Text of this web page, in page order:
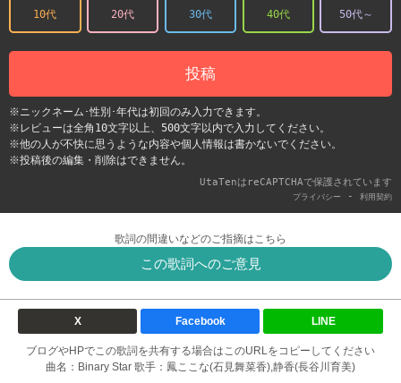
10代 20代 30代 40代 50代～
投稿
※ニックネーム･性別･年代は初回のみ入力できます。
※レビューは全角10文字以上、500文字以内で入力してください。
※他の人が不快に思うような内容や個人情報は書かないでください。
※投稿後の編集・削除はできません。
UtaTenはreCAPTCHAで保護されています
プライバシー - 利用契約
歌詞の間違いなどのご指摘はこちら
この歌詞へのご意見
X Facebook LINE
ブログやHPでこの歌詞を共有する場合はこのURLをコピーしてください
曲名：Binary Star 歌手：鳳ここな(石見舞菜香),静香(長谷川育美)